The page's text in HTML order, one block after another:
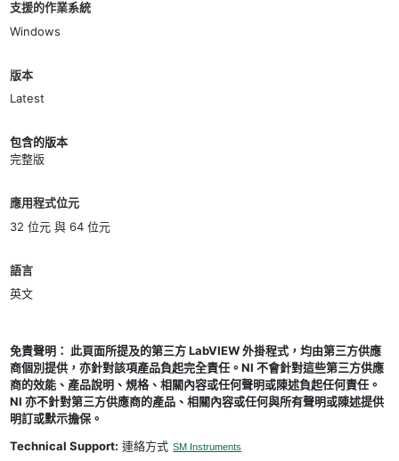
支援的作業系統
Windows
版本
Latest
包含的版本
完整版
應用程式位元
32 位元 與 64 位元
語言
英文
免責聲明： 此頁面所提及的第三方 LabVIEW 外掛程式，均由第三方供應
商個別提供，亦針對該項產品負起完全責任。NI 不會針對這些第三方供應
商的效能、產品說明、規格、相關內容或任何聲明或陳述負起任何責任。
NI 亦不針對第三方供應商的產品、相關內容或任何與所有聲明或陳述提供
明訂或默示擔保。
Technical Support: 連絡方式 SM Instruments